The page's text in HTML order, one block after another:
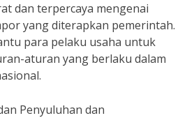
dan terpercaya mengenai
yang diterapkan pemerintah.
para pelaku usaha untuk
aturan yang berlaku dalam
Penyuluhan dan